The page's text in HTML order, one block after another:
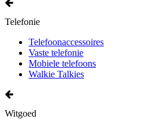
Telefonie
Telefoonaccessoires
Vaste telefonie
Mobiele telefoons
Walkie Talkies
Witgoed